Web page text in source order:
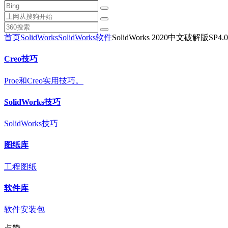
首页SolidWorksSolidWorks软件SolidWorks 2020中文破解版
Creo技巧
Proe和Creo实用技巧。
SolidWorks技巧
SolidWorks技巧
图纸库
工程图纸
软件库
软件安装包